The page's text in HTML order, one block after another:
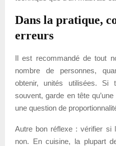
Dans la pratique,
erreurs
Il est recommandé de tout
nombre de personnes,
obtenir, unités utilisées. Si
souvent, garde en tête
une question de
Autre bon réflexe : vérifier si
non. En cuisine, la plupart